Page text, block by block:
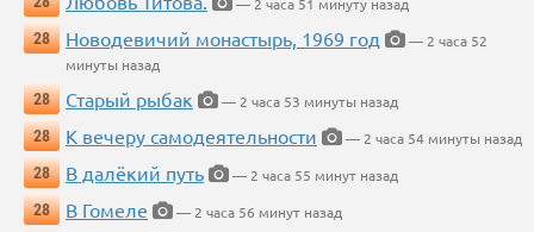
28
Новодевичий монастырь, 1969 год
— 2 часа 52
минуты назад
28
Старый рыбак
— 2 часа 53 минуты назад
28
К вечеру самодеятельности
— 2 часа 54 минуты назад
28
В далёкий путь
— 2 часа 55 минут назад
28
В Гомеле
— 2 часа 56 минут назад